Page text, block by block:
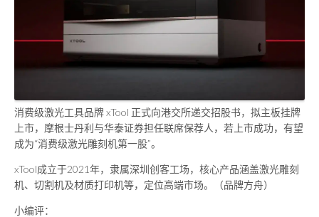
消费级激光工具品牌 xTool 正式向港交所递交招股书，拟主板挂牌
上市，摩根士丹利与华泰证券担任联席保荐人，若上市成功，有望
成为“消费级激光雕刻机第一股”。
xTool成立于2021年，隶属深圳创客工场，核心产品涵盖激光雕刻
机、切割机及材质打印机等，定位高端市场。（品牌方舟）
小编评：